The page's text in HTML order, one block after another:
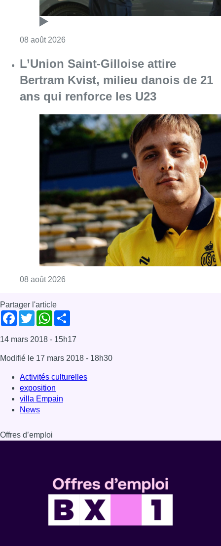
08 août 2026
L’Union Saint-Gilloise attire
Bertram Kvist, milieu danois de 21
ans qui renforce les U23
08 août 2026
Partager l'article
Facebook
TwitterWhatsApp
14 mars 2018 - 15h17
Modifié le 17 mars 2018 - 18h30
Activités culturelles
exposition
villa Empain
News
Offres d’emploi